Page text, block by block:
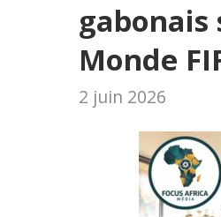
gabonais
Monde
2 juin 2026